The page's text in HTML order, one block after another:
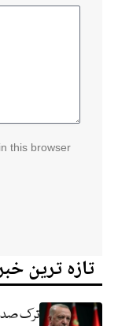
this browser
تازہ ترین
ترک